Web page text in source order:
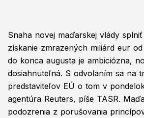
Snaha novej maďarskej vlády
získanie zmrazených miliárd eur
do konca augusta je ambiciózna,
dosiahnuteľná. S odvolaním sa na
predstaviteľov EÚ o tom v
agentúra Reuters, píše TASR.
podozrenia z porušovania